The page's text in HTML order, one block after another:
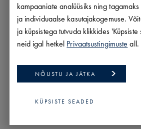
kampaaniate analüüsiks ning
ja individuaalse kasutajakogemuse.
ja küpsistega tutvuda klikkides
neid igal hetkel Privaatsustingimuste all.
NÕUSTU JA JÄTKA
KÜPSISTE SEADED
PROFIIL
KÕIK MINU
SAADA